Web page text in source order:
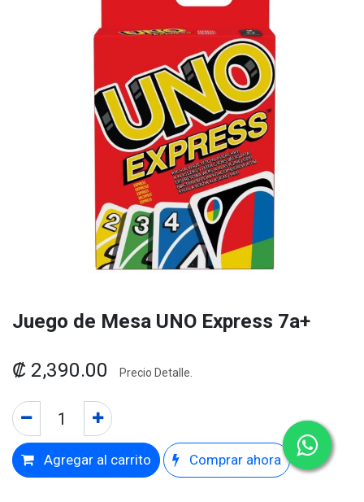
Juego de Mesa UNO Express 7a+
₡ 2,390.00 Precio Detalle.
Agregar al carrito Comprar ahora